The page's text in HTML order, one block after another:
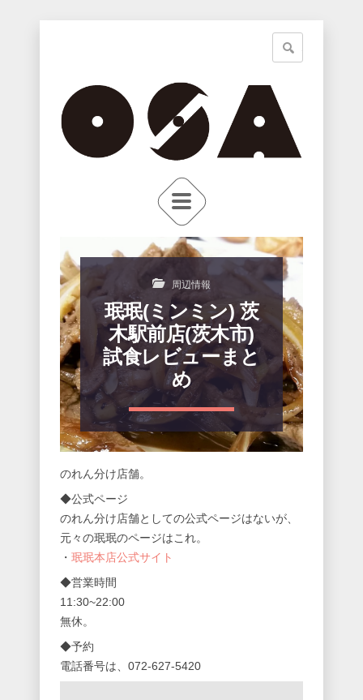
周辺情報
珉珉(ミンミン) 茨
木駅前店(茨木市)
試食レビューまと
め
のれん分け店舗。
◆公式ページ
のれん分け店舗としての公式ページはないが、
元々の珉珉のページはこれ。
・ 珉珉本店公式サイト
◆営業時間
11:30~22:00
無休。
◆予約
電話番号は、072-627-5420